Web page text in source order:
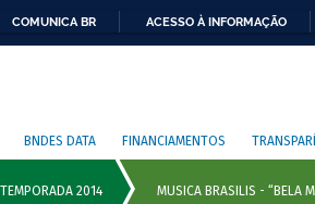
COMUNICA BR ACESSO À INFORMAÇÃO
BNDES DATA FINANCIAMENTOS